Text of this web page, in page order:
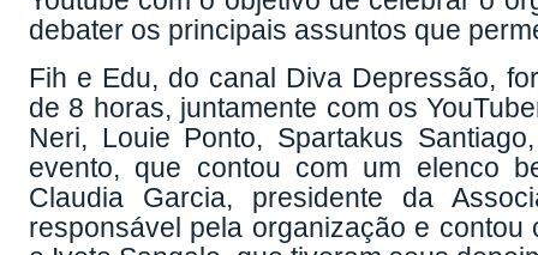
debater os principais assuntos que
Fih e Edu, do canal Diva Depressão,
de 8 horas, juntamente com os
Neri, Louie Ponto, Spartakus
evento, que contou com um elenco
Claudia Garcia, presidente da
responsável pela organização e contou